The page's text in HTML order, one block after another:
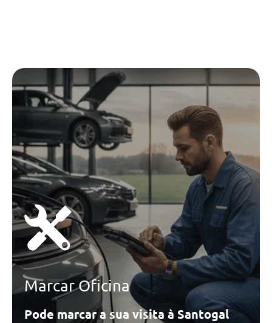
Marcar Oficina
Pode marcar a sua visita à Santogal